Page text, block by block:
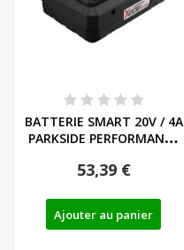
BATTERIE SMART 20V / 4A
PARKSIDE PERFORMANCE
53,39 €
Ajouter au panier